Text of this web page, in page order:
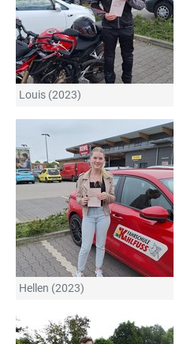
Louis (2023)
Hellen (2023)